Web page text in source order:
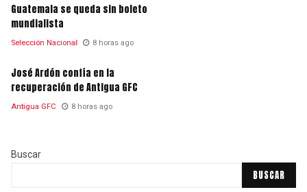
Guatemala se queda sin boleto
mundialista
Selección Nacional 8 horas ago
José Ardón confía en la
recuperación de Antigua GFC
Antigua GFC 8 horas ago
Buscar
BUSCAR